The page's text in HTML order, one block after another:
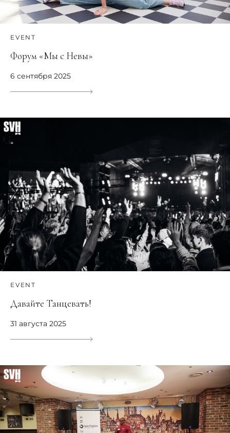
EVENT
Форум «Мы с Невы»
6 сентября 2025
EVENT
Давайте Танцевать!
31 августа 2025